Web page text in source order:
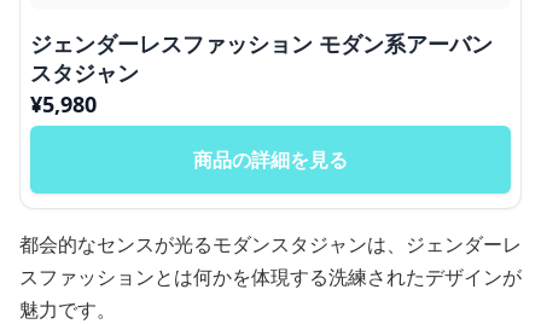
ジェンダーレスファッション モダン系アーバン
スタジャン
¥5,980
商品の詳細を見る
都会的なセンスが光るモダンスタジャンは、ジェンダーレ
スファッションとは何かを体現する洗練されたデザインが
魅力です。